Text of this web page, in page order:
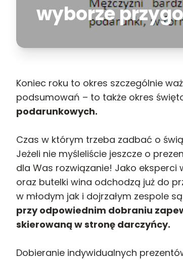
wyborze
Koniec roku to okres szczególnie
podsumowań – to także okres
podarunkowych.
Czas w którym trzeba zadbać o
Jeżeli nie myśleliście jeszcze o
dla Was rozwiązanie! Jako eksperci
oraz butelki wina odchodzą już do
w młodym jak i dojrzałym zespole
przy odpowiednim dobraniu
skierowaną w stronę darczyńcy.
Dobieranie indywidualnych